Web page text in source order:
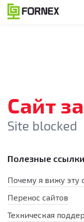
Сайт
Site blocked
Полезные ссылки
Почему я вижу эту
Перенос сайтов
Техническая